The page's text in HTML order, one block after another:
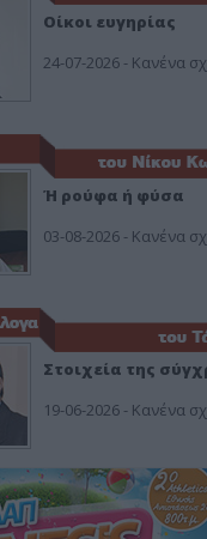
Οίκοι ευγηρίας
24-07-2026 - Κανένα
Ή ρούφα ή φύσα
03-08-2026 - Κανένα
Στοιχεία της
19-06-2026 - Κανένα